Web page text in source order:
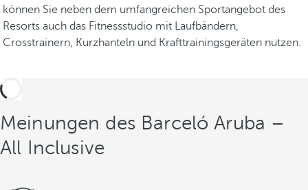
können Sie neben dem umfangreichen Sportangebot des
Resorts auch das Fitnessstudio mit Laufbändern,
Crosstrainern, Kurzhanteln und Krafttrainingsgeräten nutzen.
Meinungen des Barceló Aruba –
All Inclusive